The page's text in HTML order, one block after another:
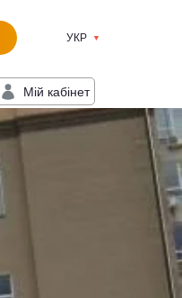
УКР
Мiй кабiнет